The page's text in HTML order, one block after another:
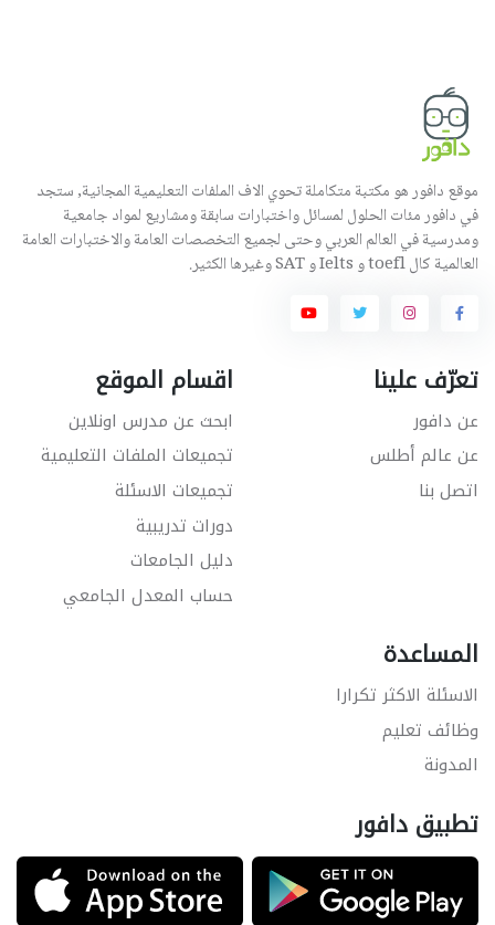
موقع دافور هو مكتبة متكاملة تحوي الاف الملفات التعليمية المجانية, ستجد
في دافور مئات الحلول لمسائل واختبارات سابقة ومشاريع لمواد جامعية
ومدرسية في العالم العربي وحتى لجميع التخصصات العامة والاختبارات العامة
العالمية كال toefl و Ielts و SAT وغيرها الكثير.
تعرّف علينا
عن دافور
عن عالم أطلس
اتصل بنا
اقسام الموقع
ابحث عن مدرس اونلاين
تجميعات الملفات التعليمية
تجميعات الاسئلة
دورات تدريبية
دليل الجامعات
حساب المعدل الجامعي
المساعدة
الاسئلة الاكثر تكرارا
وظائف تعليم
المدونة
تطبيق دافور